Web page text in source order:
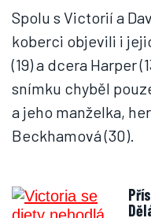
Spolu s Victorií a
koberci objevili i
(19) a dcera Harper
snímku chyběl
a jeho manželka,
Beckhamová (30).